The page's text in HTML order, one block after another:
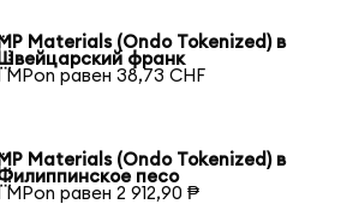
Materials (Ondo Tokenized) в
Швейцарский франк
MPon равен 38,73 CHF
Materials (Ondo Tokenized) в
песо
MPon равен 2 912,90 ₱